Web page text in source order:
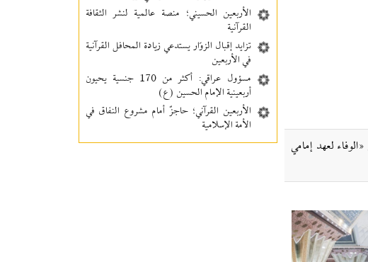
لعهد إمامي
الأربعين الحسيني؛ منصة عالمية لنشر الثقافة
القرآنية
تزايد إقبال الزوّار يستدعي زيادة المحافل القرآنية
في الأربعين
مسؤول عراقي: أكثر من 170 جنسية يحيون
أربعينية الإمام الحسين (ع)
الأربعين القرآني؛ حاجزٌ أمام مشروع النفاق في
الأمة الإسلامية